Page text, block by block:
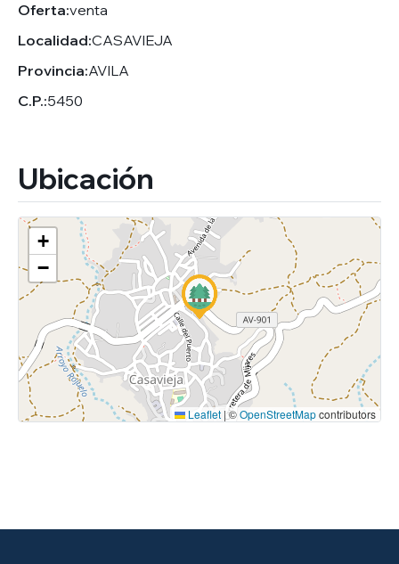
Oferta:venta
Localidad:CASAVIEJA
Provincia:AVILA
C.P.:5450
Ubicación
+
−
Leaflet |©OpenStreetMapcontributors